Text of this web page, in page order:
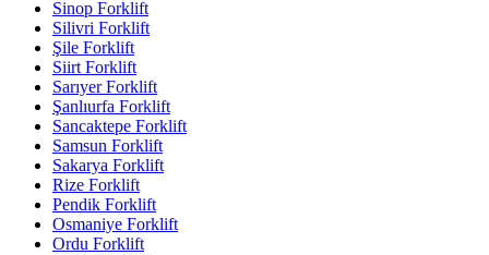
Sinop Forklift
Silivri Forklift
Şile Forklift
Siirt Forklift
Sarıyer Forklift
Şanlıurfa Forklift
Sancaktepe Forklift
Samsun Forklift
Sakarya Forklift
Rize Forklift
Pendik Forklift
Osmaniye Forklift
Ordu Forklift